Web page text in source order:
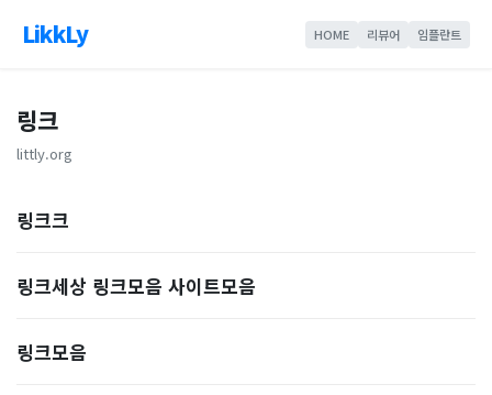
LikkLy HOME 리뷰어 임플란트
링크
littly.org
링크크
링크세상 링크모음 사이트모음
링크모음